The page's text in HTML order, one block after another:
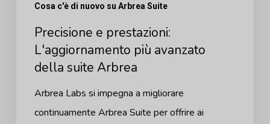
Arbrea
Cosa c'è di nuovo su Arbrea Suite
Precisione e prestazioni:
L'aggiornamento più avanzato
della suite Arbrea
Arbrea Labs si impegna a migliorare
continuamente Arbrea Suite per offrire ai